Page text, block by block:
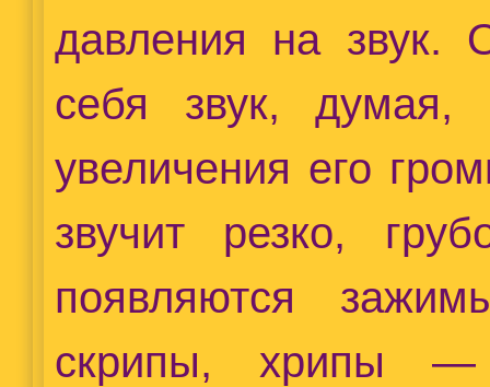
давления на звук.
себя звук, думая,
увеличения его
звучит резко,
появляются
скрипы, хрипы —